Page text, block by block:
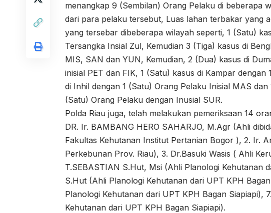
menangkap 9 (Sembilan) Orang Pelaku di beberapa
dari para pelaku tersebut, Luas lahan terbakar yang
yang tersebar dibeberapa wilayah seperti, 1 (Satu)
Tersangka Insial Zul, Kemudian 3 (Tiga) kasus di
MIS, SAN dan YUN, Kemudian, 2 (Dua) kasus di
inisial PET dan FIK, 1 (Satu) kasus di Kampar dengan
di Inhil dengan 1 (Satu) Orang Pelaku Inisial MAS
(Satu) Orang Pelaku dengan Inusial SUR.
Polda Riau juga, telah melakukan pemeriksaan 14
DR. Ir. BAMBANG HERO SAHARJO, M.Agr (Ahli
Fakultas Kehutanan Institut Pertanian Bogor ), 2. Ir.
Perkebunan Prov. Riau), 3. Dr.Basuki Wasis ( Ahli
T.SEBASTIAN S.Hut, Msi (Ahli Planologi Kehutanan
S.Hut (Ahli Planologi Kehutanan dari UPT KPH
Planologi Kehutanan dari UPT KPH Bagan Siapiapi),
Kehutanan dari UPT KPH Bagan Siapiapi).